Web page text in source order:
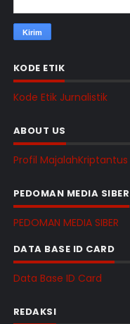
KODE ETIK
Kode Etik Jurnalistik
ABOUT US
Profil MajalahKriptantus
PEDOMAN MEDIA SIBER
PEDOMAN MEDIA SIBER
DATA BASE ID CARD
Data Base ID Card
REDAKSI